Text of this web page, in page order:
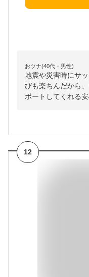
おツナ(40代・男性)
地震や災害時にサ
びも楽ちんだから
ポートしてくれる安
12